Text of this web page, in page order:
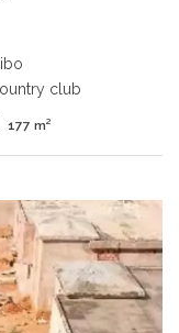
club
177 m²